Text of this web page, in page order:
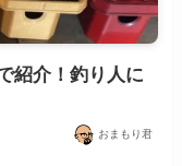
紹介！釣り人に
おまもり君